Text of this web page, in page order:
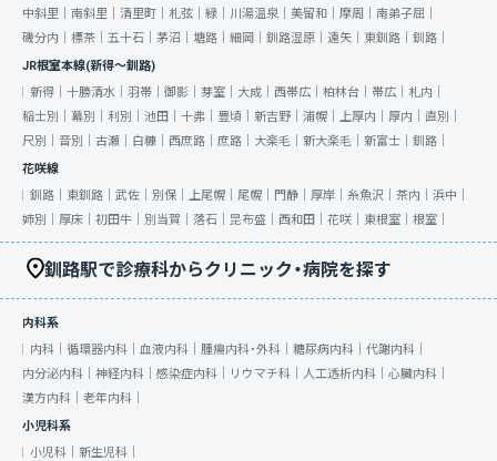
中斜里｜ 南斜里｜ 清里町｜ 札弦｜ 緑｜ 川湯温泉｜ 美留和｜ 摩周｜ 南弟子屈｜
磯分内｜ 標茶｜ 五十石｜ 茅沼｜ 塘路｜ 細岡｜ 釧路湿原｜ 遠矢｜ 東釧路｜ 釧路｜
JR根室本線(新得～釧路)
新得｜ 十勝清水｜ 羽帯｜ 御影｜ 芽室｜ 大成｜ 西帯広｜ 柏林台｜ 帯広｜ 札内｜
稲士別｜ 幕別｜ 利別｜ 池田｜ 十弗｜ 豊頃｜ 新吉野｜ 浦幌｜ 上厚内｜ 厚内｜ 直別｜
尺別｜ 音別｜ 古瀬｜ 白糠｜ 西庶路｜ 庶路｜ 大楽毛｜ 新大楽毛｜ 新富士｜ 釧路｜
花咲線
釧路｜ 東釧路｜ 武佐｜ 別保｜ 上尾幌｜ 尾幌｜ 門静｜ 厚岸｜ 糸魚沢｜ 茶内｜ 浜中｜
姉別｜ 厚床｜ 初田牛｜ 別当賀｜ 落石｜ 昆布盛｜ 西和田｜ 花咲｜ 東根室｜ 根室｜
釧路駅で診療科からクリニック・病院を探す
内科系
内科｜ 循環器内科｜ 血液内科｜ 腫瘍内科・外科｜ 糖尿病内科｜ 代謝内科｜
内分泌内科｜ 神経内科｜ 感染症内科｜ リウマチ科｜ 人工透析内科｜ 心臓内科｜
漢方内科｜ 老年内科｜
小児科系
小児科｜ 新生児科｜